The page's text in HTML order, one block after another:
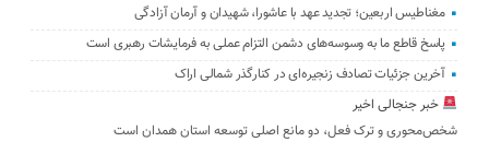
مغناطیس اربعین؛ تجدید عهد با عاشورا، شهیدان و آرمان آزادگی
پاسخ قاطع ما به وسوسه‌های دشمن التزام عملی به فرمایشات رهبری است
آخرین جزئیات تصادف زنجیره‌ای در کنارگذر شمالی اراک
خبر جنجالی اخیر
شخص‌محوری و ترک فعل، دو مانع اصلی توسعه استان همدان است